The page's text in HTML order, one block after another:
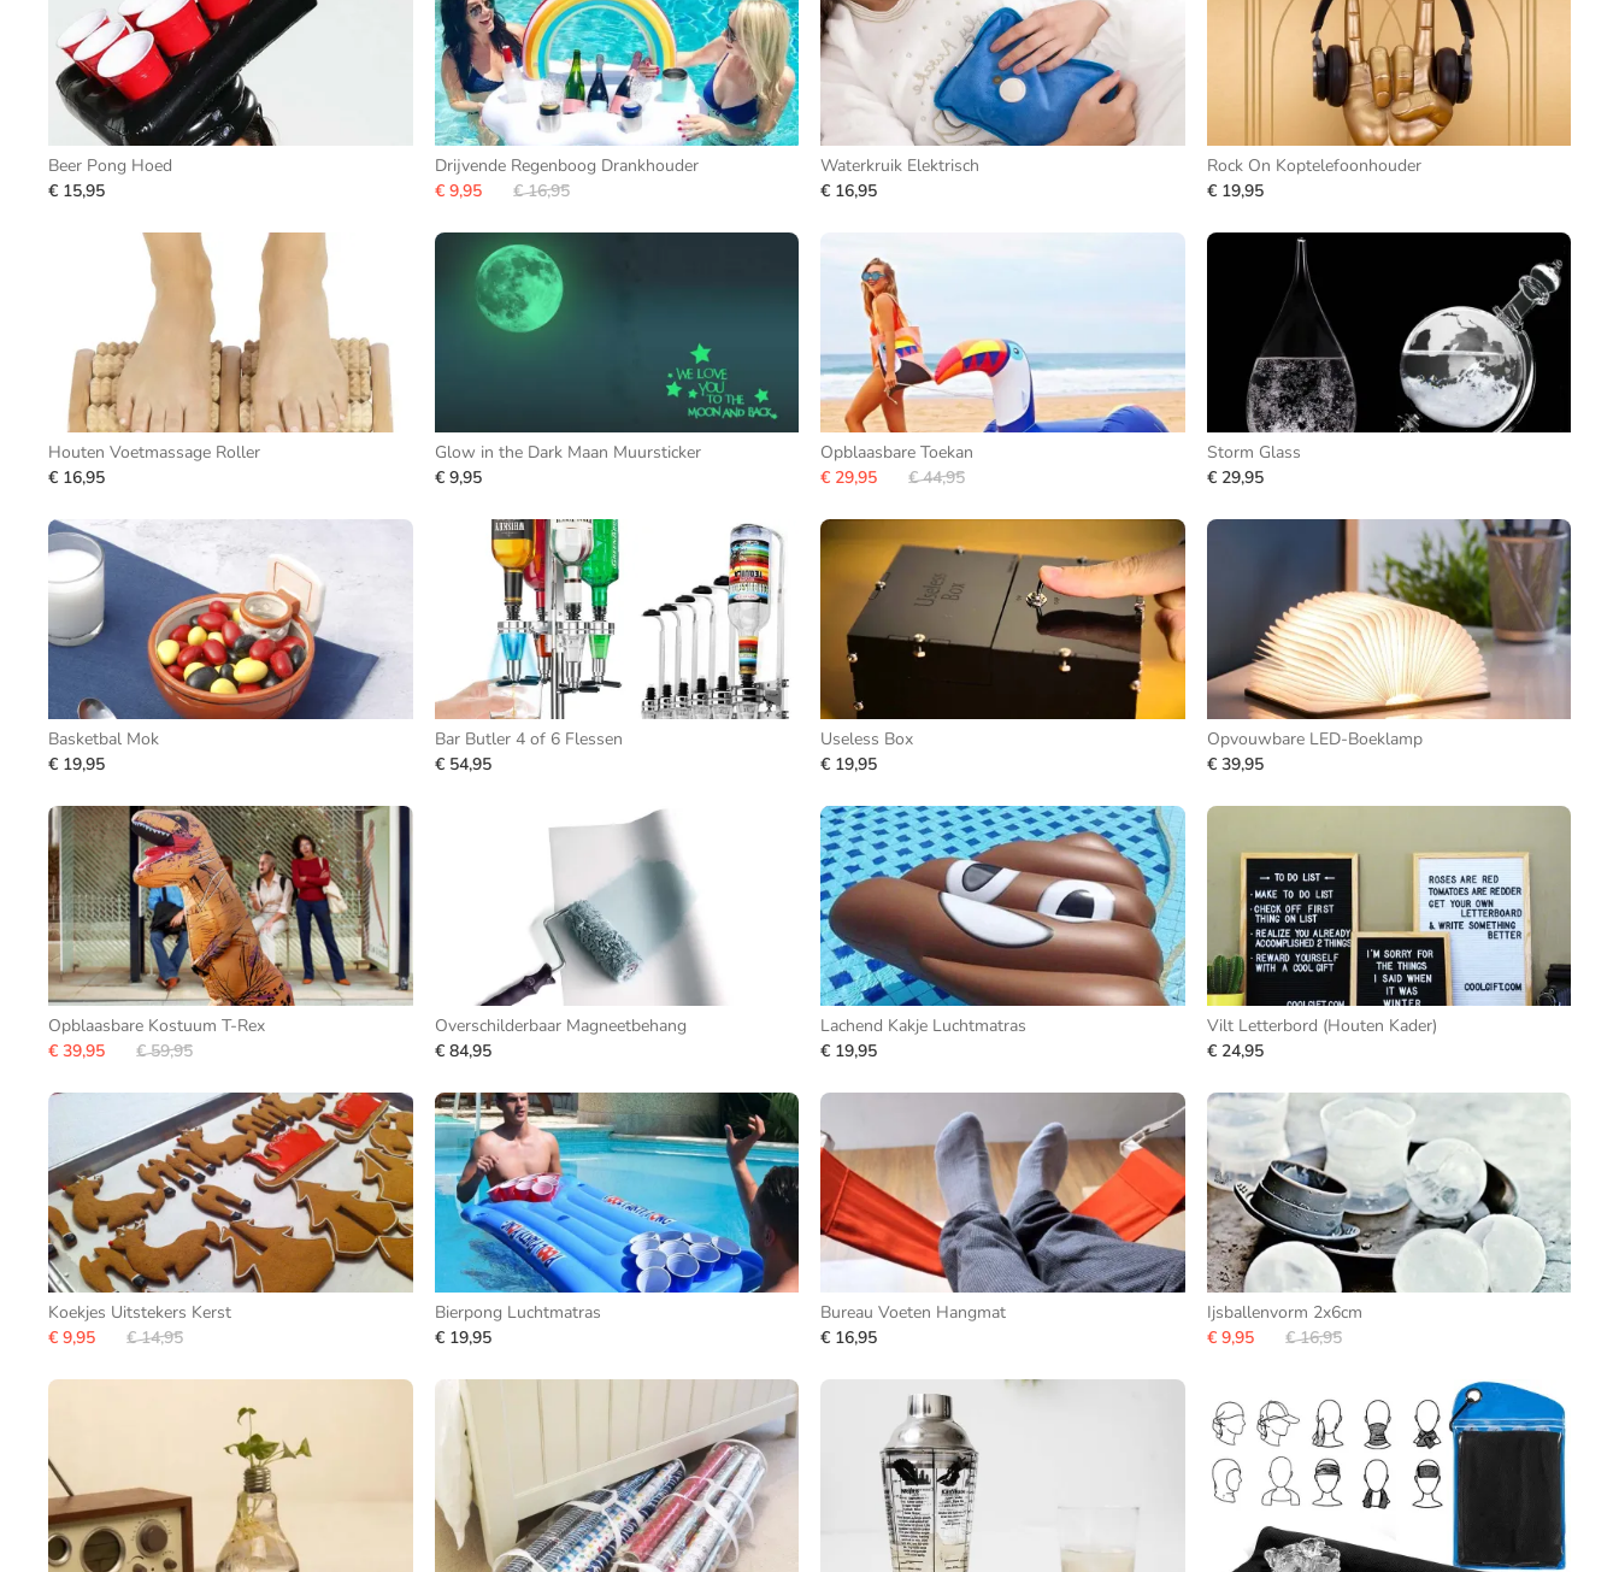
Beer Pong Hoed
€ 15,95
Drijvende Regenboog Drankhouder
€ 9,95
€ 16,95
Waterkruik Elektrisch
€ 16,95
Rock On Koptelefoonhouder
€ 19,95
Houten Voetmassage Roller
€ 16,95
Glow in the Dark Maan Muursticker
€ 9,95
Opblaasbare Toekan
€ 29,95
€ 44,95
Storm Glass
€ 29,95
Basketbal Mok
€ 19,95
Bar Butler 4 of 6 Flessen
€ 54,95
Useless Box
€ 19,95
Opvouwbare LED-Boeklamp
€ 39,95
Opblaasbare Kostuum T-Rex
€ 39,95
€ 59,95
Overschilderbaar Magneetbehang
€ 84,95
Lachend Kakje Luchtmatras
€ 19,95
Vilt Letterbord (Houten Kader)
€ 24,95
Koekjes Uitstekers Kerst
€ 9,95
€ 14,95
Bierpong Luchtmatras
€ 19,95
Bureau Voeten Hangmat
€ 16,95
Ijsballenvorm 2x6cm
€ 9,95
€ 16,95